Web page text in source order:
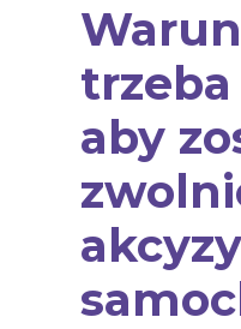
trzeba
aby